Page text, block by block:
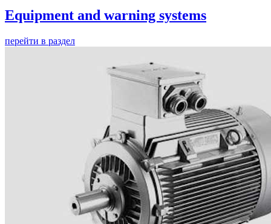
Equipment and warning systems
перейти в раздел